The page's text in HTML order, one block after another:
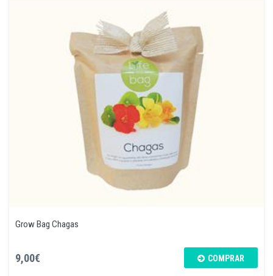
Grow Bag Chagas
9,00€ COMPRAR